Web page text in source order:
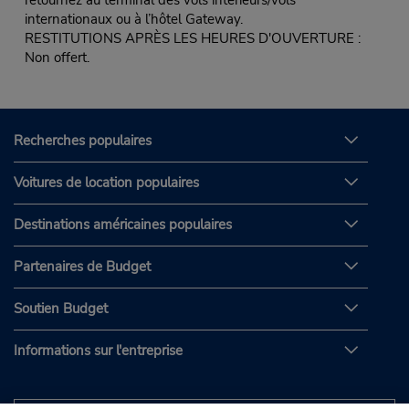
internationaux ou à l’hôtel Gateway.
RESTITUTIONS APRÈS LES HEURES D'OUVERTURE :
Non offert.
Recherches populaires
Voitures de location populaires
Destinations américaines populaires
Partenaires de Budget
Soutien Budget
Informations sur l'entreprise